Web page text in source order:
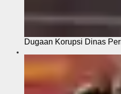
Dugaan Korupsi Dinas